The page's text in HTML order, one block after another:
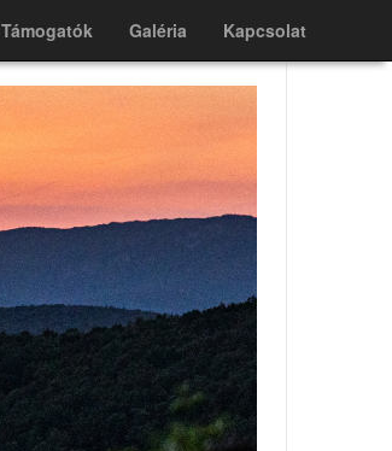
Támogatók Galéria Kapcsolat